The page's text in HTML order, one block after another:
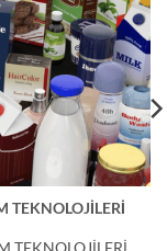
TEKNOLOJİLERİ